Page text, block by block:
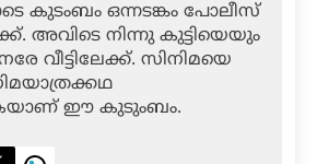
കുടംബം ഒന്നടങ്കം പോലീസ്
അവിടെ നിന്നു കുട്ടിയെയും
വീട്ടിലേക്ക്. സിനിമയെ
ഈ കുടുംബം.